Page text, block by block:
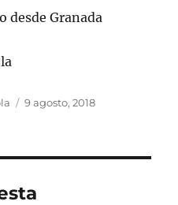
desde Granada
Publicado
9 agosto, 2018